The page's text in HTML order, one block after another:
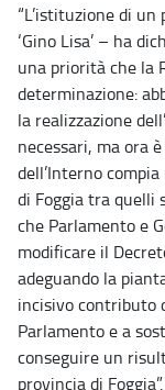
“L’istituzione di un
‘Gino Lisa’ – ha
una priorità che la
determinazione:
la realizzazione
necessari, ma ora
dell’Interno
di Foggia tra quelli
che Parlamento e
modificare il
adeguando la
incisivo contributo
Parlamento e a
conseguire un
provincia di Foggia”.